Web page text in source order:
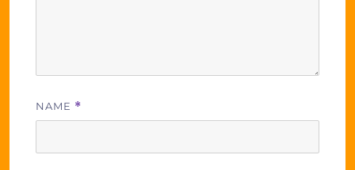
NAME *